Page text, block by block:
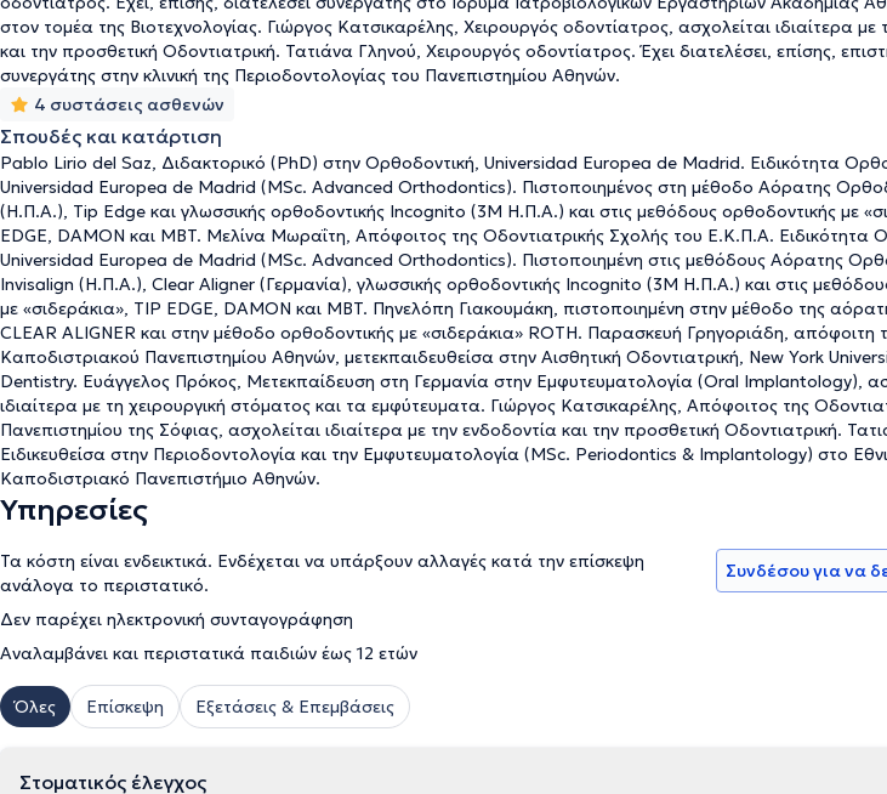
στον τομέα της Βιοτεχνολογίας. Γιώργος Κατσικαρέλης, Χειρουργός οδοντίατρος, ασχολείται ιδιαίτερα με
και την προσθετική Οδοντιατρική. Τατιάνα Γληνού, Χειρουργός oδοντίατρος. Έχει διατελέσει, επίσης,
συνεργάτης στην κλινική της Περιοδοντολογίας του Πανεπιστημίου Αθηνών.
4 συστάσεις ασθενών
Σπουδές και κατάρτιση
Pablo Lirio del Saz, Διδακτορικό (PhD) στην Ορθοδοντική, Universidad Europea de Madrid. Ειδικότητα
Universidad Europea de Madrid (MSc. Advanced Orthodontics). Πιστοποιημένος στη μέθοδο Αόρατης
(Η.Π.Α.), Tip Edge και γλωσσικής ορθοδοντικής Incognito (3M Η.Π.Α.) και στις μεθόδους ορθοδοντικής με
EDGE, DAMON και MBT. Μελίνα Μωραΐτη, Απόφοιτος της Οδοντιατρικής Σχολής του Ε.Κ.Π.Α. Ειδικότητα
Universidad Europea de Madrid (MSc. Advanced Orthodontics). Πιστοποιημένη στις μεθόδους Αόρατης
Invisalign (Η.Π.Α.), Clear Aligner (Γερμανία), γλωσσικής ορθοδοντικής Incognito (3M Η.Π.Α.) και στις
με «σιδεράκια», TIP EDGE, DAMON και MBT. Πηνελόπη Γιακουμάκη, πιστοποιημένη στην μέθοδο της
CLEAR ALIGNER και στην μέθοδο ορθοδοντικής με «σιδεράκια» ROTH. Παρασκευή Γρηγοριάδη, απόφοιτη
Καποδιστριακού Πανεπιστημίου Αθηνών, μετεκπαιδευθείσα στην Αισθητική Οδοντιατρική, New York
Dentistry. Ευάγγελος Πρόκος, Μετεκπαίδευση στη Γερμανία στην Εμφυτευματολογία (Oral Implantology),
ιδιαίτερα με τη χειρουργική στόματος και τα εμφύτευματα. Γιώργος Κατσικαρέλης, Απόφοιτος της
Πανεπιστημίου της Σόφιας, ασχολείται ιδιαίτερα με την ενδοδοντία και την προσθετική Οδοντιατρική.
Ειδικευθείσα στην Περιοδοντολογία και την Εμφυτευματολογία (MSc. Periodontics & Implantology) στο
Καποδιστριακό Πανεπιστήμιο Αθηνών.
Υπηρεσίες
Τα κόστη είναι ενδεικτικά. Ενδέχεται να υπάρξουν αλλαγές κατά την επίσκεψη
ανάλογα το περιστατικό.
Δεν παρέχει ηλεκτρονική συνταγογράφηση
Αναλαμβάνει και περιστατικά παιδιών έως 12 ετών
Συνδέσου για να
Όλες Επίσκεψη Εξετάσεις & Επεμβάσεις
Στοματικός έλεγχος